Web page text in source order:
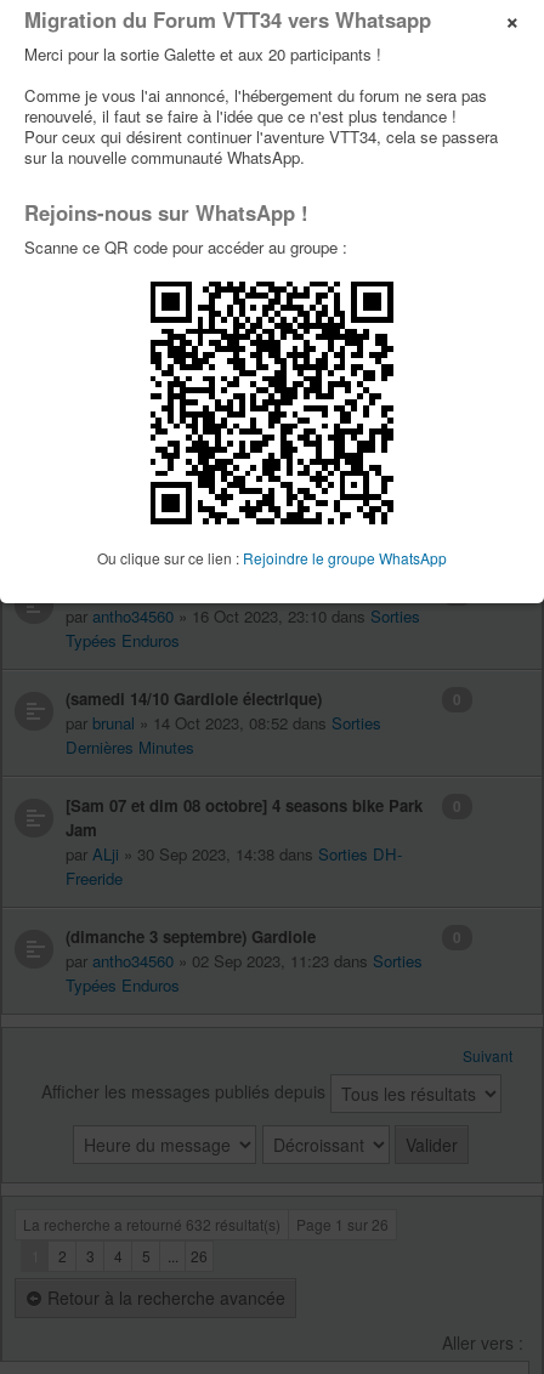
×
Migration du Forum VTT34 vers Whatsapp
Merci pour la sortie Galette et aux 20 participants !
Comme je vous l'ai annoncé, l'hébergement du forum ne sera pas
renouvelé, il faut se faire à l'idée que ce n'est plus tendance !
Pour ceux qui désirent continuer l'aventure VTT34, cela se passera
sur la nouvelle communauté WhatsApp.
Rejoins-nous sur WhatsApp !
Scanne ce QR code pour accéder au groupe :
Ou clique sur ce lien : Rejoindre le groupe WhatsApp
Enduros
parantho34560» 23 Mars 2024, 11:36 dansSorties
Typées Enduros
parALji» 23 Fév 2024, 21:45 dans
Dernières Minutes
Faute de rouler, faut rêver ....
» 09 Fév 2024, 16:08 dansPhotos et
soutien MBF
» 26 Jan 2024, 16:20 dansLe Bistrot
» 11 Nov 2023, 23:00 dansPhotos et
par antho34560 » 16 Oct 2023, 23:10 dans Sorties
Typées Enduros
(samedi 14/10 Gardiole électrique)
par brunal » 14 Oct 2023, 08:52 dans Sorties
Dernières Minutes
0
[Sam 07 et dim 08 octobre] 4 seasons bike Park
Jam
par ALji » 30 Sep 2023, 14:38 dans Sorties DH-
Freeride
0
(dimanche 3 septembre) Gardiole
par antho34560 » 02 Sep 2023, 11:23 dans Sorties
Typées Enduros
0
Suivant
Afficher les messages publiés depuis
La recherche a retourné 632 résultat(s) Page 1 sur 26
2 3 4 5 26
Retour à la recherche avancée
Aller vers :